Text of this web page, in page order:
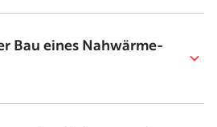
Bau eines Nahwärme-